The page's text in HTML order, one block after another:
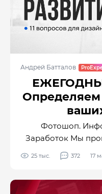
Андрей Батталов
Определяем
Фотошоп.
Заработок Мы
чтобы узнать
обучении. На
приглашаем
25 тыс. 372 17